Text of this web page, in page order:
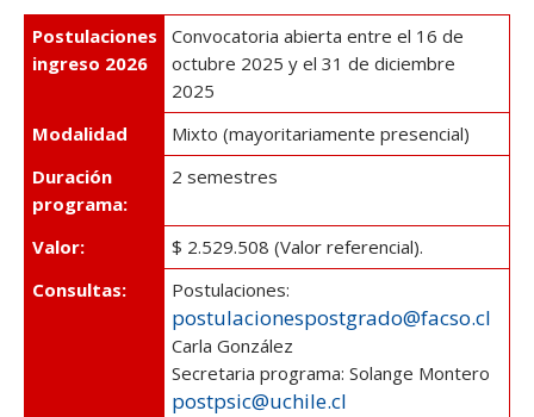
ESTUDIANTES
ACADÉMICOS
FUNCIONARIOS
EGRESADOS
Postulaciones
ingreso 2026
Convocatoria abierta entre el 16 de
octubre 2025 y el 31 de diciembre
2025
Modalidad
Mixto (mayoritariamente presencial)
Duración
programa:
2 semestres
Valor:
$ 2.529.508 (Valor referencial).
Consultas:
Postulaciones:
postulacionespostgrado@facso.cl
Carla González
Secretaria programa: Solange Montero
postpsic@uchile.cl